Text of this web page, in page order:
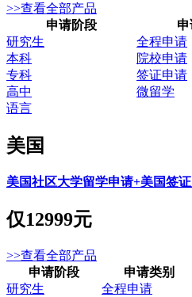
>>查看全部产品
申请阶段
申
研究生
全程申请
本科
院校申请
专科
签证申请
高中
微留学
语言
美国
美国社区大学留学申请+美国签
仅12999元
>>查看全部产品
申请阶段
申请类别
研究生
全程申请